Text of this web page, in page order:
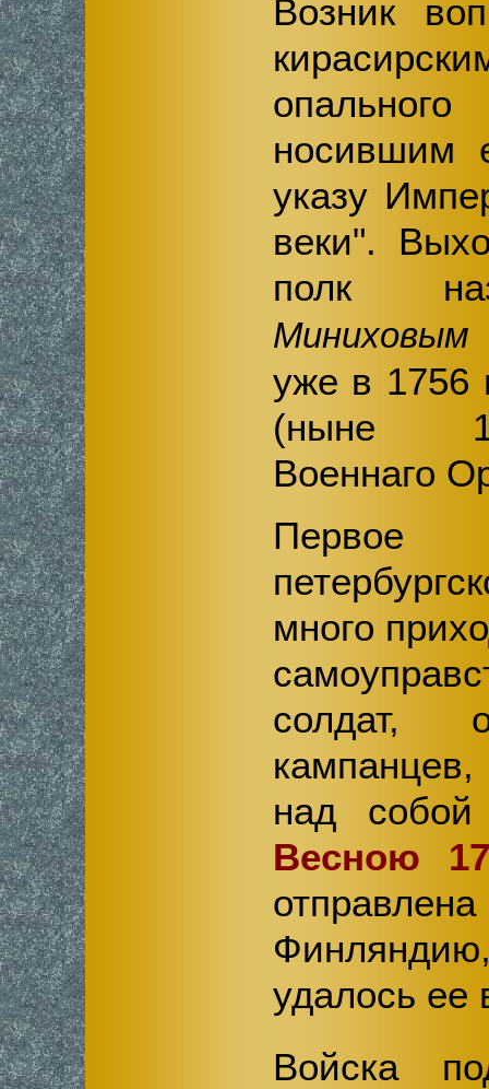
Возник
носившим
указу
веки".
полк
Миниховым
уже в 1756
(ныне
Военнаго
много
солдат,
над собой
Весною
удалось ее
Войска